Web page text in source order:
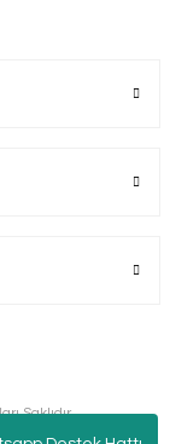
Saklıdır.